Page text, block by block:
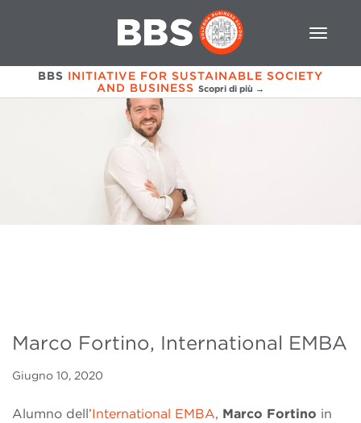
BBS INITIATIVE FOR SUSTAINABLE SOCIETY
AND BUSINESS Scopri di più →
Marco Fortino, International EMBA
Giugno 10, 2020
Alumno dell’International EMBA, Marco Fortino in